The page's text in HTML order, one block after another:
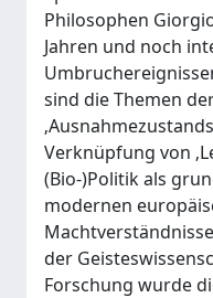
Philosophen
Jahren und noch
sind die Themen
Verknüpfung von
(Bio-)Politik als
modernen
der
Forschung wurde